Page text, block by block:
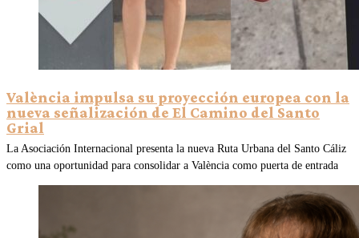
València impulsa su proyección europea con la
nueva señalización de El Camino del Santo
Grial
La Asociación Internacional presenta la nueva Ruta Urbana del Santo Cáliz
como una oportunidad para consolidar a València como puerta de entrada